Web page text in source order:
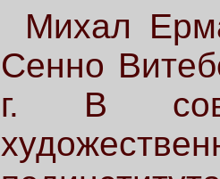
Михал
Сенно
г. В